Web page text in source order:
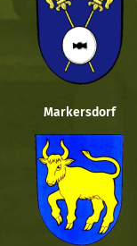
Markersdorf